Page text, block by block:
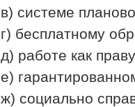
в) системе
г) бесплатному
д) работе как
е)
ж) социально